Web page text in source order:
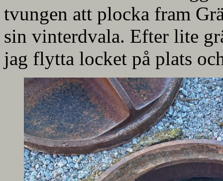
tvungen att plocka fram
sin vinterdvala. Efter lite
jag flytta locket på plats